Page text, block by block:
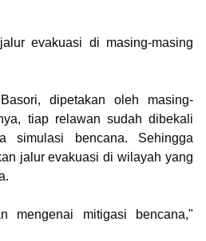
evakuasi di masing-masing
dipetakan oleh masing-
tiap relawan sudah dibekali
simulasi bencana. Sehingga
jalur evakuasi di wilayah yang
mengenai mitigasi bencana,"